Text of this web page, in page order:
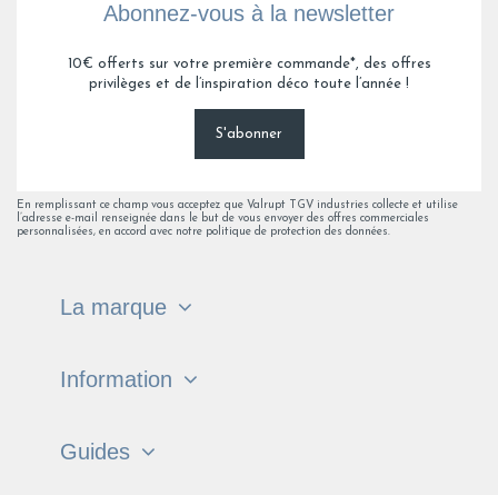
Abonnez-vous à la newsletter
10€ offerts sur votre première commande*, des offres
privilèges et de l’inspiration déco toute l’année !
S'abonner
En remplissant ce champ vous acceptez que Valrupt TGV industries collecte et utilise
l’adresse e-mail renseignée dans le but de vous envoyer des offres commerciales
personnalisées, en accord avec notre politique de protection des données.
La marque
Information
Guides